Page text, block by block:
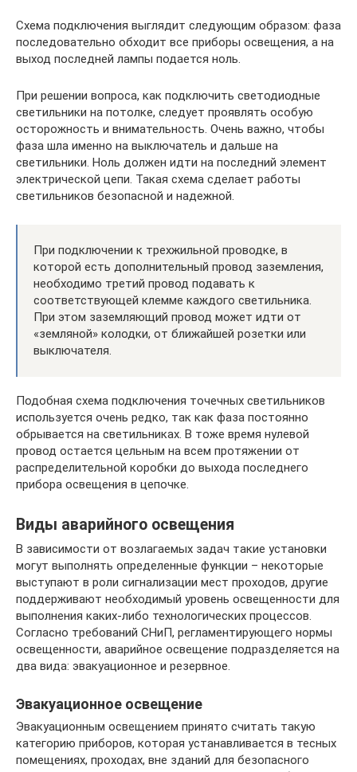
Схема подключения выглядит следующим образом: фаза
последовательно обходит все приборы освещения, а на
выход последней лампы подается ноль.
При решении вопроса, как подключить светодиодные
светильники на потолке, следует проявлять особую
осторожность и внимательность. Очень важно, чтобы
фаза шла именно на выключатель и дальше на
светильники. Ноль должен идти на последний элемент
электрической цепи. Такая схема сделает работы
светильников безопасной и надежной.
При подключении к трехжильной проводке, в
которой есть дополнительный провод заземления,
необходимо третий провод подавать к
соответствующей клемме каждого светильника.
При этом заземляющий провод может идти от
«земляной» колодки, от ближайшей розетки или
выключателя.
Подобная схема подключения точечных светильников
используется очень редко, так как фаза постоянно
обрывается на светильниках. В тоже время нулевой
провод остается цельным на всем протяжении от
распределительной коробки до выхода последнего
прибора освещения в цепочке.
Виды аварийного освещения
В зависимости от возлагаемых задач такие установки
могут выполнять определенные функции – некоторые
выступают в роли сигнализации мест проходов, другие
поддерживают необходимый уровень освещенности для
выполнения каких-либо технологических процессов.
Согласно требований СНиП, регламентирующего нормы
освещенности, аварийное освещение подразделяется на
два вида: эвакуационное и резервное.
Эвакуационное освещение
Эвакуационным освещением принято считать такую
категорию приборов, которая устанавливается в тесных
помещениях, проходах, вне зданий для безопасного